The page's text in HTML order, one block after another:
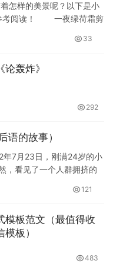
样的美景呢？以下是小
考阅读！ 一夜绿荷霜剪
33
轰炸》
292
语的故事）
7月23日，刚满24岁的小
，看见了一个人群拥挤的
121
模板范文（最值得收
板）
483